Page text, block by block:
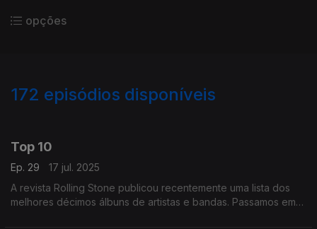
opções
172 episódios disponíveis
Top 10
Ep. 29
17 jul. 2025
A revista Rolling Stone publicou recentemente uma lista dos
melhores décimos álbuns de artistas e bandas. Passamos em